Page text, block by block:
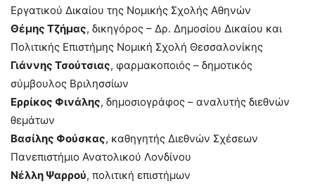
Εργατικού Δικαίου της Νομικής Σχολής Αθηνών
Θέμης Τζήμας, δικηγόρος – Δρ. Δημοσίου Δικαίου και
Πολιτικής Επιστήμης Νομική Σχολή Θεσσαλονίκης
Γιάννης Τσούτσιας, φαρμακοποιός – δημοτικός
σύμβουλος Βριλησσίων
Ερρίκος Φινάλης, δημοσιογράφος – αναλυτής διεθνών
θεμάτων
Βασίλης Φούσκας, καθηγητής Διεθνών Σχέσεων
Πανεπιστήμιο Ανατολικού Λονδίνου
Νέλλη Ψαρρού, πολιτική επιστήμων